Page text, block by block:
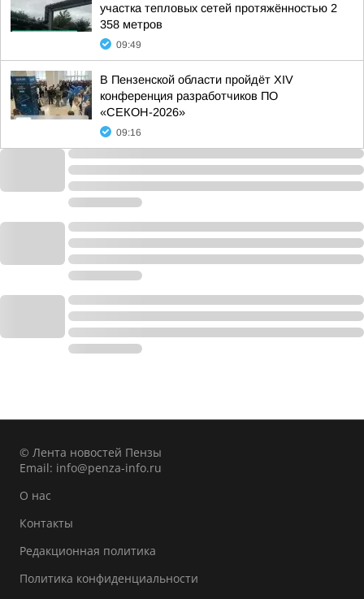
участка тепловых сетей протяжённостью 2
358 метров
09:49
В Пензенской области пройдёт XIV
конференция разработчиков ПО
«СЕКОН-2026»
09:16
© Лента новостей Пензы
Email: info@penza-info.ru
О нас
Контакты
Редакционная политика
Политика конфиденциальности